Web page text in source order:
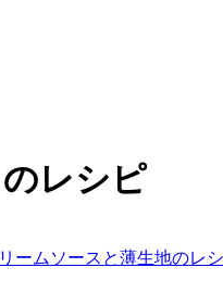
のレシピ